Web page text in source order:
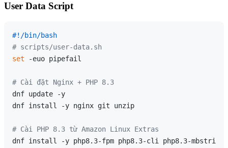
User Data Script
#!/bin/bash
# scripts/user-data.sh
set -euo pipefail
# Cài đặt Nginx + PHP 8.3
dnf update -y
dnf install -y nginx git unzip
# Cài PHP 8.3 từ Amazon Linux Extras
dnf install -y php8.3-fpm php8.3-cli php8.3-mbstring